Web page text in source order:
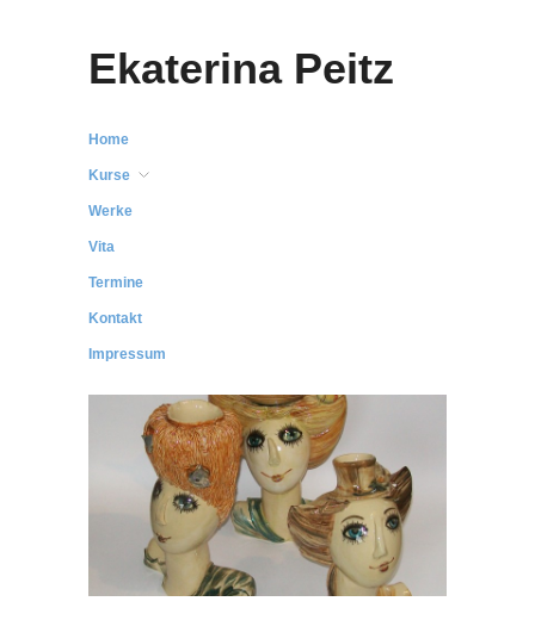
Ekaterina Peitz
Home
Kurse
Werke
Vita
Termine
Kontakt
Impressum